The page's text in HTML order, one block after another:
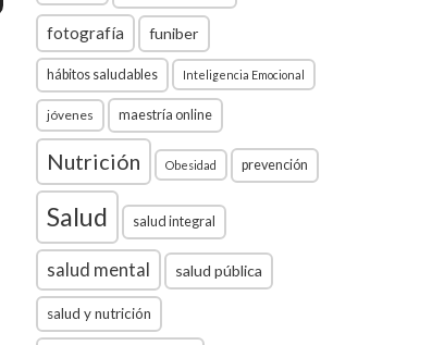
fotografía funiber
hábitos saludables Inteligencia Emocional
jóvenes maestría online
Nutrición Obesidad prevención
Salud salud integral
salud mental salud pública
salud y nutrición